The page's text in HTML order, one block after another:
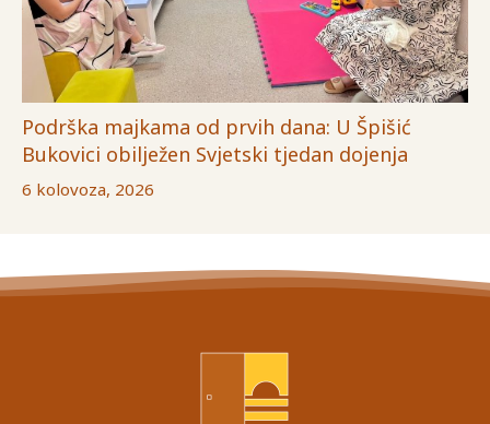
Podrška majkama od prvih dana: U Špišić
Bukovici obilježen Svjetski tjedan dojenja
6 kolovoza, 2026